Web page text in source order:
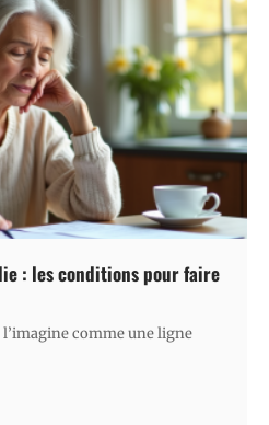
: les conditions pour faire
comme une ligne